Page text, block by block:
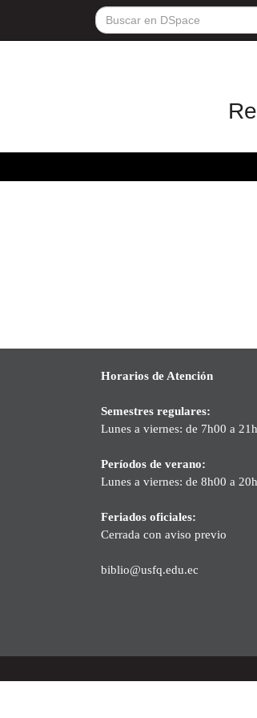
Horarios de Atención
Semestres regulares:
Lunes a viernes: de 7h00 a
Períodos de verano:
Lunes a viernes: de 8h00 a
Feriados oficiales:
Cerrada con aviso previo
biblio@usfq.edu.ec